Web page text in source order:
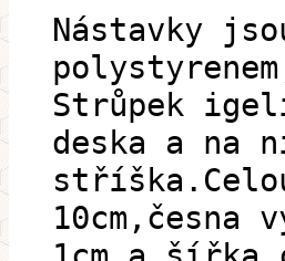
Nástavky
Strůpek
deska a na
10cm,česna